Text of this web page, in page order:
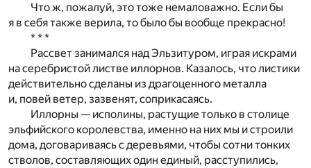
Что ж, пожалуй, это тоже немаловажно. Если бы
я в себя также верила, то было бы вообще прекрасно!
* * *
Рассвет занимался над Эльзитуром, играя искрами
на серебристой листве иллорнов. Казалось, что листики
действительно сделаны из драгоценного металла
и, повей ветер, зазвенят, соприкасаясь.
Иллорны — исполины, растущие только в столице
эльфийского королевства, именно на них мы и строили
дома, договариваясь с деревьями, чтобы сотни тонких
стволов, составляющих один единый, расступились,